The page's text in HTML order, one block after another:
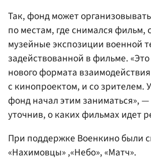
Так, фонд может
по местам, где снимался фильм,
музейные экспозиции военной
задействованной в фильме.
нового формата
с кинопроектом, и со зрителем.
фонд начал этим заниматься», —
уточнив, о каких фильмах идет
При поддержке Военкино были
«Нахимовцы» ,«Небо», «Матч».